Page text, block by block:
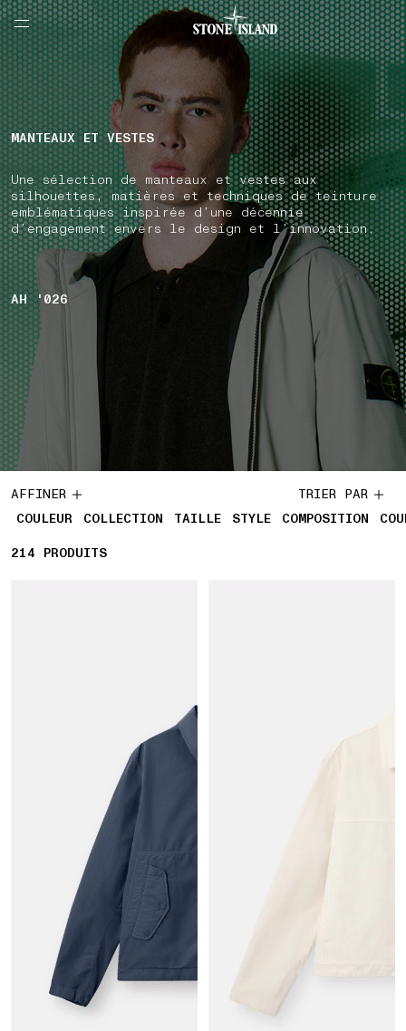
NAVIGATION.ARIA.GOTOMAINCONTENT
LABEL.SHOPPINGCOUNTRY LUXEMBOURG
MANTEAUX ET VESTES
Une sélection de manteaux et vestes aux
silhouettes, matières et techniques de teinture
emblématiques inspirée d’une décennie
d’engagement envers le design et l’innovation.
AH '026
AFFINER
COULEUR
COLLECTION TAILLE STYLE COMPOSITION
TRIER PAR
214 214 PRODUITS
PRODUITS